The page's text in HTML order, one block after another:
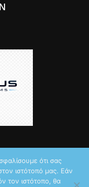
ότι σας
ιστότοπό μας. Εάν
τον ιστότοπο, θα